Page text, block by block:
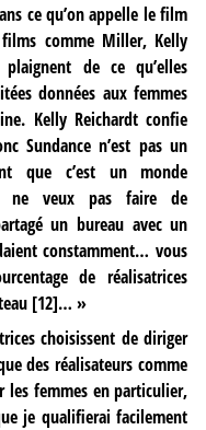
ce qu’on appelle le film
comme Miller, Kelly
de ce qu’elles
données aux femmes
Kelly Reichardt confie
Sundance n’est pas un
que c’est un monde
ne veux pas faire de
un bureau avec un
constamment… vous
de réalisatrices
[12]… »
choisissent de diriger
des réalisateurs comme
les femmes en particulier,
je qualifierai facilement